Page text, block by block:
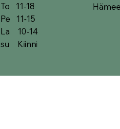
To 11-18
Pe 11-15
La 10-14
su Kiinni